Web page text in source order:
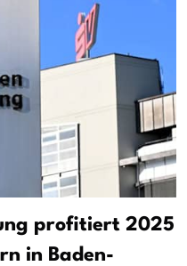
profitiert 2025
in Baden-